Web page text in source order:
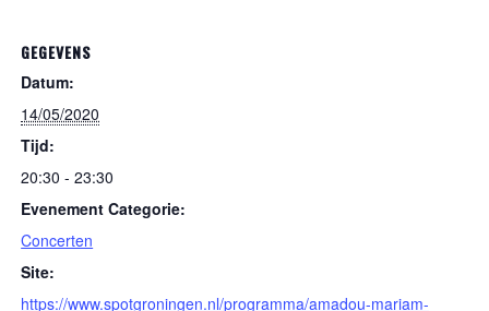
GEGEVENS
Datum:
14/05/2020
Tijd:
20:30 - 23:30
Evenement Categorie:
Concerten
Site:
https://www.spotgroningen.nl/programma/amadou-mariam-